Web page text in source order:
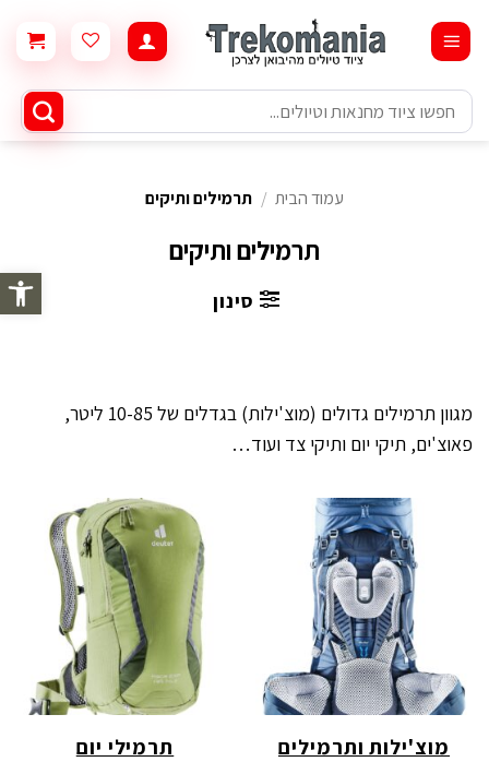
פתח
content
חיפוש
עבור:
תרמילים ותיקים
עמוד הבית / תרמילים ותיקים
סינון
מגוון תרמילים גדולים (מוצ'ילות) בגדלים של 10-85 ליטר,
פאוצ'ים, תיקי יום ותיקי צד ועוד…
מוצ'ילות ותרמילים תרמילי יום